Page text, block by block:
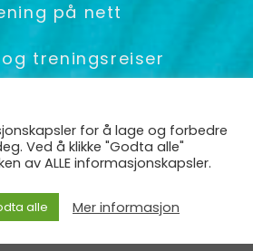
på nett
og treningsreiser
& Gruppetrening
by CoCoach
for å lage og forbedre
Ved å klikke "Godta alle"
av ALLE informasjonskapsler.
alle Mer informasjon